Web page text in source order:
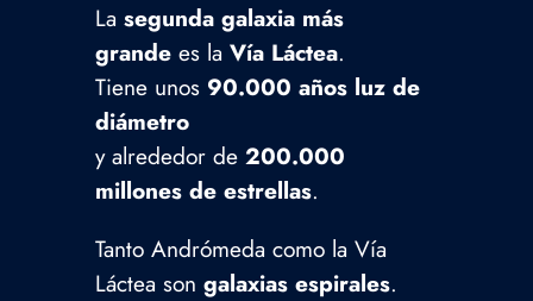
La segunda galaxia más
grandees la Vía Láctea.
Tiene unos 90.000 años luz de
diámetro
y alrededor de 200.000
millones de estrellas.
Tanto Andrómeda como la Vía
Láctea son galaxias espirales.